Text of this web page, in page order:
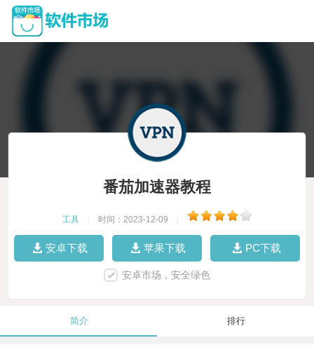
番茄加速器教程
工具 时间：2023-12-09
安卓下载 苹果下载 PC下载
安卓市场，安全绿色
简介 排行